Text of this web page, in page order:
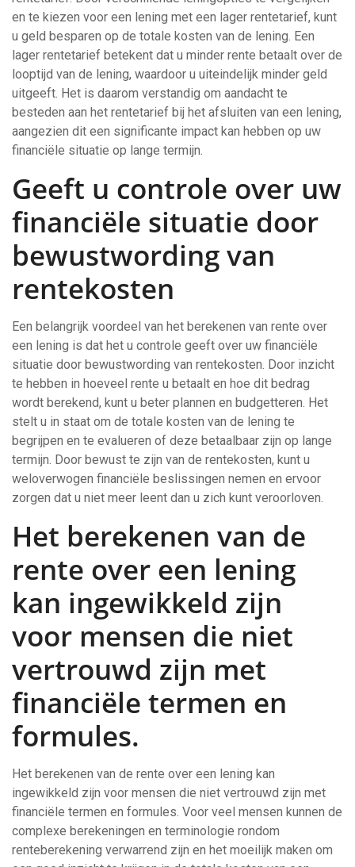
en te kiezen voor een lening met een lager rentetarief, kunt
u geld besparen op de totale kosten van de lening. Een
lager rentetarief betekent dat u minder rente betaalt over de
looptijd van de lening, waardoor u uiteindelijk minder geld
uitgeeft. Het is daarom verstandig om aandacht te
besteden aan het rentetarief bij het afsluiten van een lening,
aangezien dit een significante impact kan hebben op uw
financiële situatie op lange termijn.
Geeft u controle over uw
financiële situatie door
bewustwording van
rentekosten
Een belangrijk voordeel van het berekenen van rente over
een lening is dat het u controle geeft over uw financiële
situatie door bewustwording van rentekosten. Door inzicht
te hebben in hoeveel rente u betaalt en hoe dit bedrag
wordt berekend, kunt u beter plannen en budgetteren. Het
stelt u in staat om de totale kosten van de lening te
begrijpen en te evalueren of deze betaalbaar zijn op lange
termijn. Door bewust te zijn van de rentekosten, kunt u
weloverwogen financiële beslissingen nemen en ervoor
zorgen dat u niet meer leent dan u zich kunt veroorloven.
Het berekenen van de
rente over een lening
kan ingewikkeld zijn
voor mensen die niet
vertrouwd zijn met
financiële termen en
formules.
Het berekenen van de rente over een lening kan
ingewikkeld zijn voor mensen die niet vertrouwd zijn met
financiële termen en formules. Voor veel mensen kunnen de
complexe berekeningen en terminologie rondom
renteberekening verwarrend zijn en het moeilijk maken om